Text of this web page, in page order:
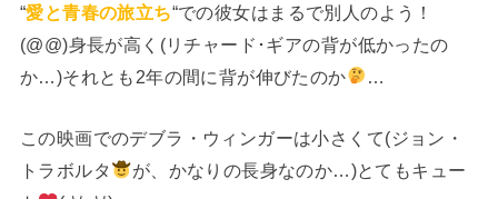
“愛と青春の旅立ち“での彼女はまるで別人のよう！
(@@)身長が高く(リチャード･ギアの背が低かったの
か…)それとも2年の間に背が伸びたのか
…
この映画でのデブラ・ウィンガーは小さくて(ジョン・
トラボルタ
が、かなりの長身なのか…)とてもキュー